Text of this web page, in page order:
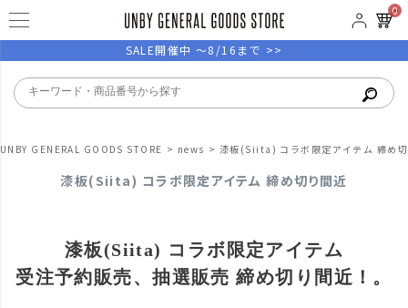
0
SALE開催中 ～8/16まで >>
UNBY GENERAL GOODS STORE news 漆板(Siita) コラボ限定アイテム 締め
漆板(Siita) コラボ限定アイテム 締め切り間近
漆板(Siita) コラボ限定アイテム
受注予約販売、抽選販売 締め切り間近！。